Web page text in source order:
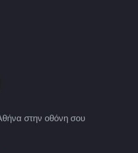
στην οθόνη σου